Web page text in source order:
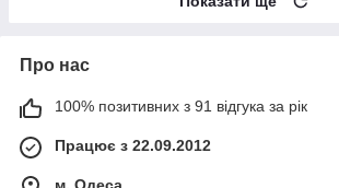
Про нас
100% позитивних з 91 відгука за рік
Працює з 22.09.2012